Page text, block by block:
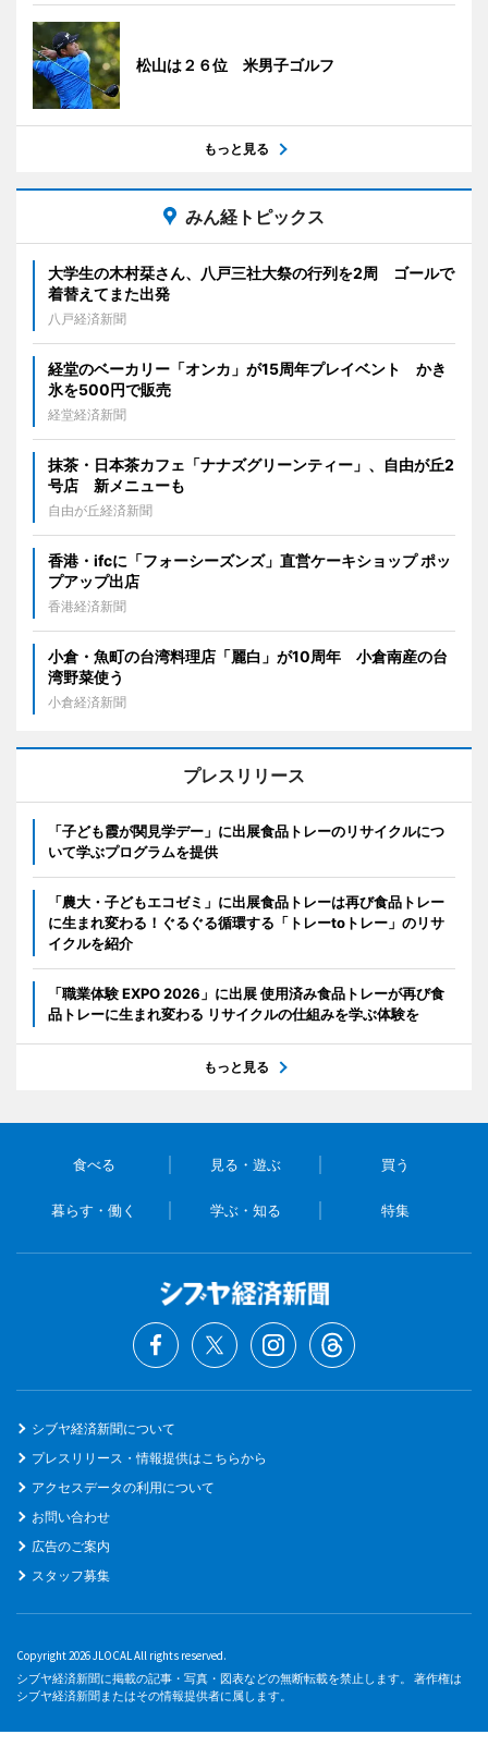
松山は２６位 米男子ゴルフ
もっと見る
みん経トピックス
大学生の木村栞さん、八戸三社大祭の行列を2周 ゴールで
着替えてまた出発
八戸経済新聞
経堂のベーカリー「オンカ」が15周年プレイベント かき
氷を500円で販売
経堂経済新聞
抹茶・日本茶カフェ「ナナズグリーンティー」、自由が丘2
号店 新メニューも
自由が丘経済新聞
香港・ifcに「フォーシーズンズ」直営ケーキショップ ポッ
プアップ出店
香港経済新聞
小倉・魚町の台湾料理店「麗白」が10周年 小倉南産の台
湾野菜使う
小倉経済新聞
プレスリリース
「子ども霞が関見学デー」に出展食品トレーのリサイクルにつ
いて学ぶプログラムを提供
「農大・子どもエコゼミ」に出展食品トレーは再び食品トレー
に生まれ変わる！ぐるぐる循環する「トレーtoトレー」のリサ
イクルを紹介
「職業体験 EXPO 2026」に出展 使用済み食品トレーが再び食
品トレーに生まれ変わる リサイクルの仕組みを学ぶ体験を
もっと見る
食べる 見る・遊ぶ 買う
暮らす・働く 学ぶ・知る 特集
シブヤ経済新聞について
プレスリリース・情報提供はこちらから
アクセスデータの利用について
お問い合わせ
広告のご案内
スタッフ募集
Copyright 2026 JLOCAL All rights reserved.
シブヤ経済新聞に掲載の記事・写真・図表などの無断転載を禁止します。 著作権は
シブヤ経済新聞またはその情報提供者に属します。